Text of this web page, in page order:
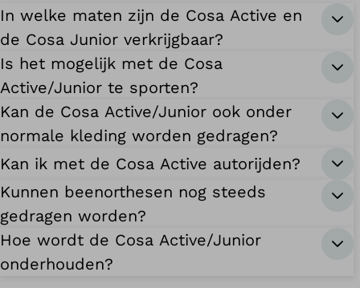
In welke maten zijn de Cosa Active en
de Cosa Junior verkrijgbaar?
Is het mogelijk met de Cosa
Active/Junior te sporten?
Kan de Cosa Active/Junior ook onder
normale kleding worden gedragen?
Kan ik met de Cosa Active autorijden?
Kunnen beenorthesen nog steeds
gedragen worden?
Hoe wordt de Cosa Active/Junior
onderhouden?